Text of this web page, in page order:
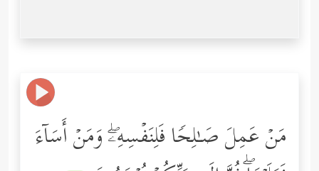
مَنۡ عَمِلَ صَـٰلِحࣰا فَلِنَفۡسِهِۦۖ وَمَنۡ أَسَاۤءَ